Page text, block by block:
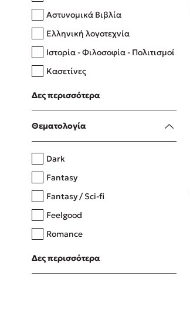
Δανάη Δεληγεώργη
Πάνω, κάτω, μπροστά, πίσω
Η μέθοδος Αφήστε τους
Αστυνομικά Βιβλία
Ελληνική λογοτεχνία
Ιστορία - Φιλοσοφία - Πολιτισμοί
Κασετίνες
Λευκώματα - Έγχρωμοι οδηγοί
Μαγειρική
Δες περισσότερα
Θεματολογία
Dark
Fantasy
Fantasy / Sci-fi
Feelgood
Romance
Upmarket
Young Adult
Δες περισσότερα